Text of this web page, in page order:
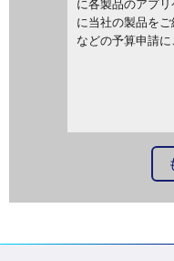
に各製品のアプ
に当社の製品を
などの予算申請に